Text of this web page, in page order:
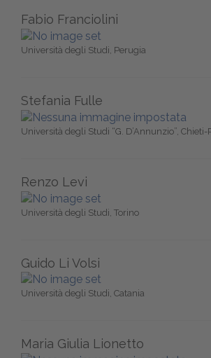
Fabio Franciolini
Università degli Studi, Perugia
Stefania Fulle
Università degli Studi “G. D’Annunzio”, Chieti-
Renzo Levi
Università degli Studi, Torino
Guido Li Volsi
Università degli Studi, Catania
Maria Giulia Lionetto